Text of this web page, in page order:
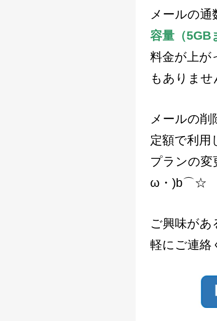
メールの
容量（5GB
料金が上が
もありませ
メールの
定額で利用
プランの
ω・)b⌒☆
ご興味があ
軽にご連絡